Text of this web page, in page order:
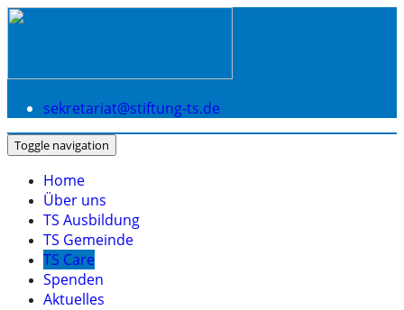
sekretariat@stiftung-ts.de
Toggle navigation
Home
Über uns
TS Ausbildung
TS Gemeinde
TS Care
Spenden
Aktuelles